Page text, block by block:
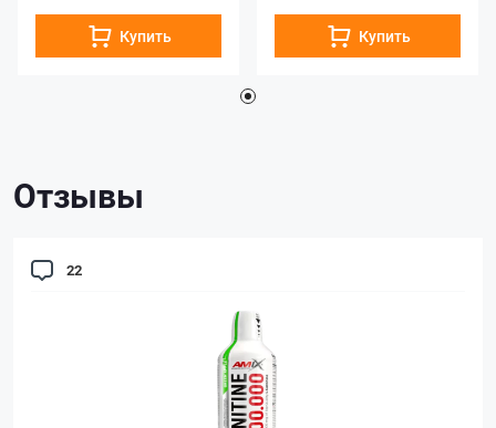
Купить Купить
Отзывы
22